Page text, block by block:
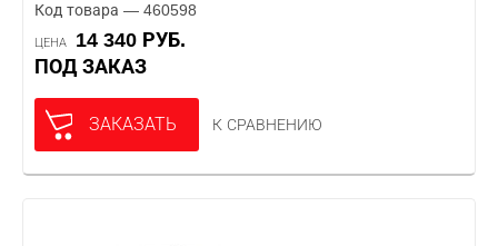
Код товара — 460598
ЦЕНА
14 340 РУБ.
ПОД ЗАКАЗ
ЗАКАЗАТЬ К СРАВНЕНИЮ